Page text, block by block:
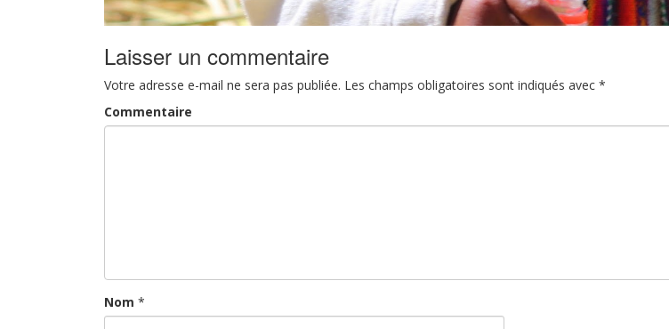
Laisser un commentaire
Votre adresse e-mail ne sera pas publiée. Les champs obligatoires sont indiqués avec *
Commentaire
Nom *